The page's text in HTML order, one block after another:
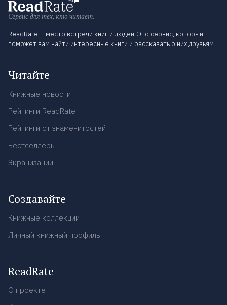
Сервис для тех, кто читает.
ReadRate — место встречи книг и людей. Это сервис, который
поможет вам найти интересные книги и рассказать о них друзьям.
Читайте
Книжные новости
Рейтинги ReadRate
Рейтинги от знаменитостей
Бестселлеры
Экранизации
Создавайте
Книжные коллекции
Личный книжный профиль
ReadRate
О проекте